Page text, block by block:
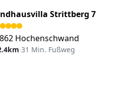
Strittberg 7
Hochenschwand
·31 Min. Fußweg